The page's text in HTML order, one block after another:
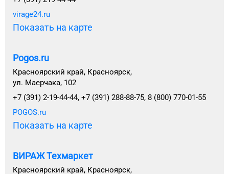
virage24.ru
Показать на карте
Pogos.ru
Красноярский край, Красноярск,
ул. Маерчака, 102
+7 (391) 2-19-44-44, +7 (391) 288-88-75, 8 (800) 770-01-55
POGOS.ru
Показать на карте
ВИРАЖ Техмаркет
Красноярский край, Красноярск,